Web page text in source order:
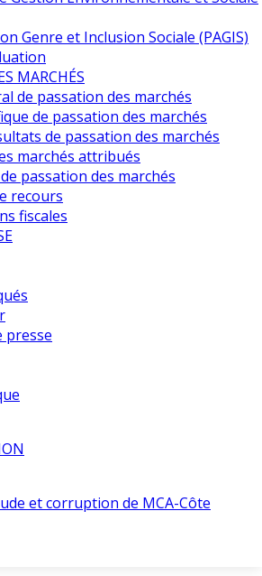
Genre et Inclusion Sociale (PAGIS)
MARCHÉS
de passation des marchés
de passation des marchés
de passation des marchés
marchés attribués
passation des marchés
recours
fiscales
presse
et corruption de MCA-Côte
Composant 1
secondaire pour le
des
de base
de l’accès et la qualité de
du collège dans les régions de
de façon à assurer aux jeunes
de base.
Composant 2
des
techniques et
les contenus et les approches de
adapter aux réalités du secteur
de Abidjan, Bouaké et San-